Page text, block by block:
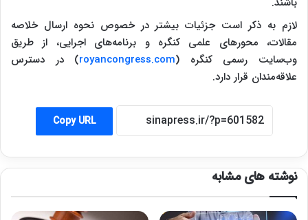
لازم به ذکر است جزئیات بیشتر در خصوص نحوه ارسال خلاصه
مقالات، محورهای علمی کنگره و برنامه‌های اجرایی، از طریق
وب‌سایت رسمی کنگره (royancongress.com) در دسترس
علاقه‌مندان قرار دارد.
Copy URL
نوشته های مشابه